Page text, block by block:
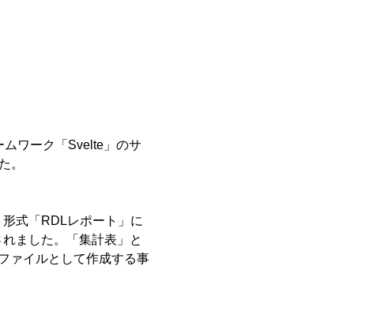
ワーク「Svelte」のサ
。
式「RDLレポート」に
ました。「集計表」と
ァイルとして作成する事